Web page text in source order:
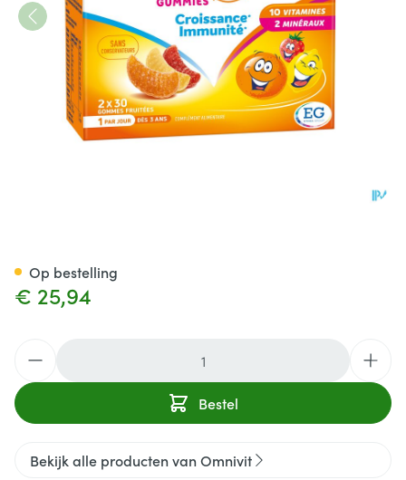
€ 25,94
Bestel
Op bestelling
Bekijk alle producten van Omnivit